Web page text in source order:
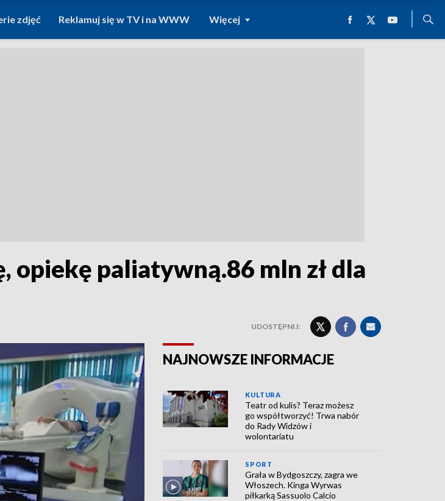
zdjęć Reklamuj się w TV i na WWW Więcej
opiekę paliatywną.86 mln zł dla
UDOSTĘPNIJ:
NAJNOWSZE INFORMACJE
KULTURA
Teatr od kulis? Teraz możesz
go współtworzyć! Trwa nabór
do Rady Widzów i
wolontariatu
SPORT
Grała w Bydgoszczy, zagra we
Włoszech. Kinga Wyrwas
piłkarką Sassuolo Calcio